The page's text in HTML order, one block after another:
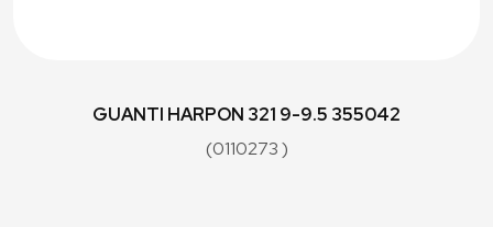
GUANTI HARPON 321 9-9.5 355042
(0110273 )